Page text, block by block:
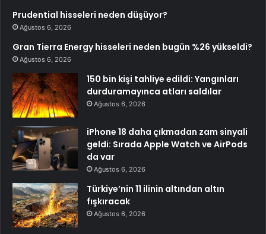
Prudential hisseleri neden düşüyor?
Ağustos 6, 2026
Gran Tierra Energy hisseleri neden bugün %26 yükseldi?
Ağustos 6, 2026
150 bin kişi tahliye edildi: Yangınları
durduramayınca atları saldılar
Ağustos 6, 2026
iPhone 18 daha çıkmadan zam sinyali
geldi: Sırada Apple Watch ve AirPods
da var
Ağustos 6, 2026
Türkiye’nin 11 ilinin altından altın
fışkıracak
Ağustos 6, 2026